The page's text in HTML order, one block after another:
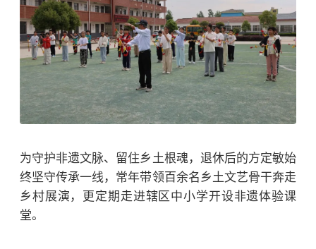
为守护非遗文脉、留住乡土根魂，退休后的方定敏始
终坚守传承一线，常年带领百余名乡土文艺骨干奔走
乡村展演，更定期走进辖区中小学开设非遗体验课
堂。